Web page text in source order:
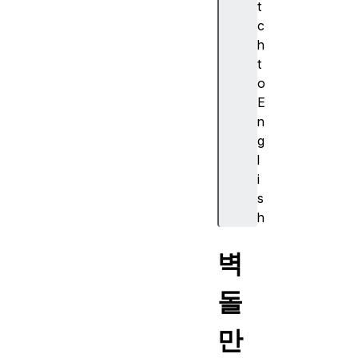
t
c
h
t
o
E
n
g
l
i
s
h
벽
돌
만